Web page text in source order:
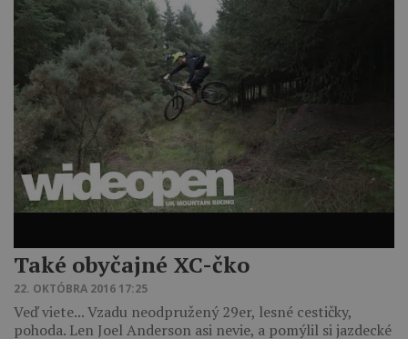
Také obyčajné XC-čko
22. OKTÓBRA 2016 17:25
Veď viete... Vzadu neodpružený 29er, lesné cestičky,
pohoda. Len Joel Anderson asi nevie, a pomýlil si jazdecké